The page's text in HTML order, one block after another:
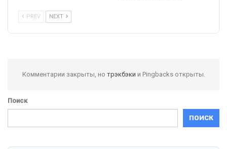
PREV NEXT
Комментарии закрыты, но трэкбэки и Pingbacks открыты.
Поиск
ПОИСК